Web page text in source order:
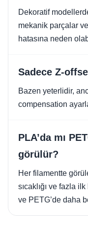
Dekoratif
mekanik parçalar
hatasına neden
Sadece Z-
Bazen yeterlidir,
compensation
PLA’da mı
görülür?
Her filamentte
sıcaklığı ve fazla
ve PETG’de daha